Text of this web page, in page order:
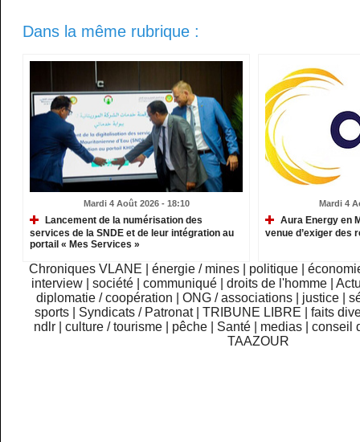
Dans la même rubrique :
Mardi 4 Août 2026 - 18:10
Lancement de la numérisation des
services de la SNDE et de leur intégration au
portail « Mes Services »
Mardi 4
Aura Energy en
venue d’exiger des
Chroniques VLANE énergie / mines politique
interview
|société |communiqué |droits de l'homme |
diplomatie / coopération
ONG / associations justice
sports
Syndicats / Patronat TRIBUNE LIBRE
faits
ndlr
|culture / tourisme pêche Santé medias |conseil
TAAZOUR